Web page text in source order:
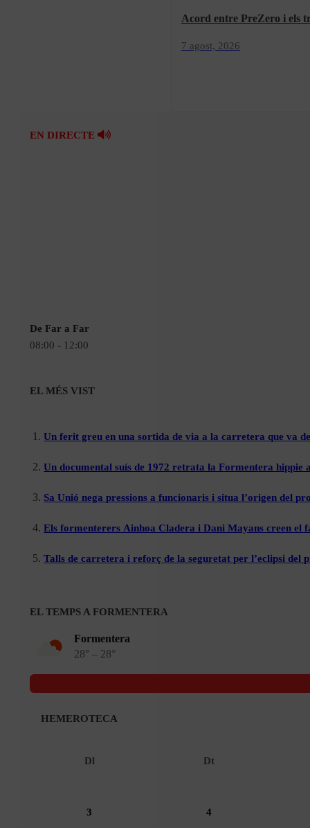
Acord entre PreZero i els
7 agost, 2026
EN DIRECTE
De Far a Far
08:00 - 12:00
EL MÉS VIST
Un ferit greu en una sortida de via a la carretera que va
Un documental suís de 1972 retrata la Formentera
Sa Unió nega pressions a funcionaris i situa l’origen del
Els formenterers Ainhoa Cladera i Dani Mayans creen el
Talls de carretera i reforç de la seguretat per l’eclipsi del
EL TEMPS A FORMENTERA
Formentera
28° – 28°
HEMEROTECA
Dl Dt
3 4